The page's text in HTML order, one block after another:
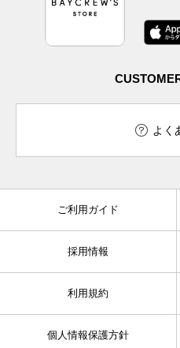
よく
ご利用ガイド
採用情報
利用規約
個人情報保護方針